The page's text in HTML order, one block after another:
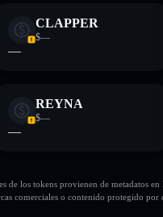
CLAPPER
$—
—
REYNA
$—
—
de los tokens provienen de metadatos
comerciales o contenido protegido por